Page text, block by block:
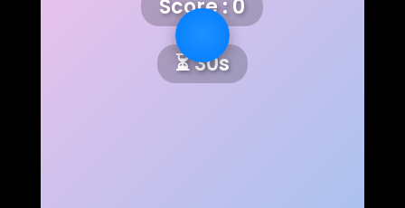
Score :0
⏳30s